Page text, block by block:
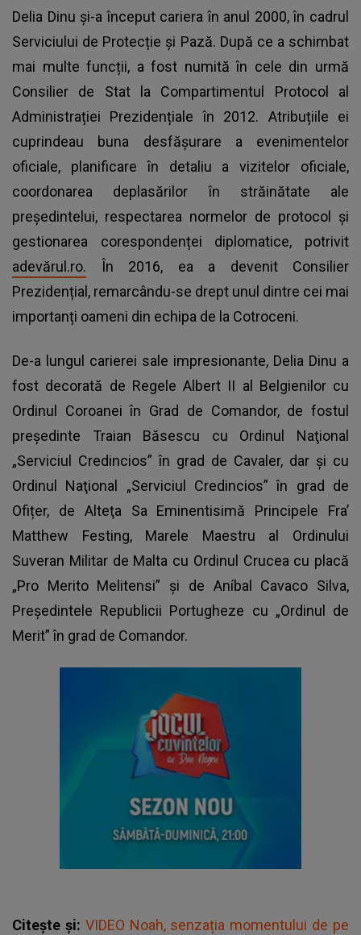
Delia Dinu și-a început cariera în anul 2000, în cadrul
Serviciului de Protecție și Pază. După ce a schimbat
mai multe funcții, a fost numită în cele din urmă
Consilier de Stat la Compartimentul Protocol al
Administrației Prezidențiale în 2012. Atribuțiile ei
cuprindeau buna desfășurare a evenimentelor
oficiale, planificare în detaliu a vizitelor oficiale,
coordonarea deplasărilor în străinătate ale
președintelui, respectarea normelor de protocol și
gestionarea corespondenței diplomatice, potrivit
adevărul.ro. În 2016, ea a devenit Consilier
Prezidențial, remarcându-se drept unul dintre cei mai
importanți oameni din echipa de la Cotroceni.
De-a lungul carierei sale impresionante, Delia Dinu a
fost decorată de Regele Albert II al Belgienilor cu
Ordinul Coroanei în Grad de Comandor, de fostul
președinte Traian Băsescu cu Ordinul Naţional
„Serviciul Credincios” în grad de Cavaler, dar și cu
Ordinul Naţional „Serviciul Credincios” în grad de
Ofițer, de Alteţa Sa Eminentisimă Principele Fra’
Matthew Festing, Marele Maestru al Ordinului
Suveran Militar de Malta cu Ordinul Crucea cu placă
„Pro Merito Melitensi” şi de Aníbal Cavaco Silva,
Preşedintele Republicii Portugheze cu „Ordinul de
Merit” în grad de Comandor.
Citește și: VIDEO Noah, senzația momentului de pe